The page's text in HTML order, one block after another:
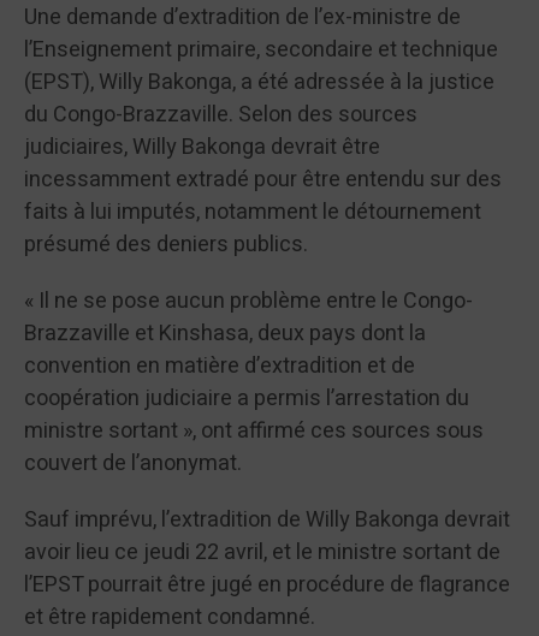
Une demande d’extradition de l’ex-ministre de
l’Enseignement primaire, secondaire et technique
(EPST), Willy Bakonga, a été adressée à la justice
du Congo-Brazzaville. Selon des sources
judiciaires, Willy Bakonga devrait être
incessamment extradé pour être entendu sur des
faits à lui imputés, notamment le détournement
présumé des deniers publics.
« Il ne se pose aucun problème entre le Congo-
Brazzaville et Kinshasa, deux pays dont la
convention en matière d’extradition et de
coopération judiciaire a permis l’arrestation du
ministre sortant », ont affirmé ces sources sous
couvert de l’anonymat.
Sauf imprévu, l’extradition de Willy Bakonga devrait
avoir lieu ce jeudi 22 avril, et le ministre sortant de
l’EPST pourrait être jugé en procédure de flagrance
et être rapidement condamné.